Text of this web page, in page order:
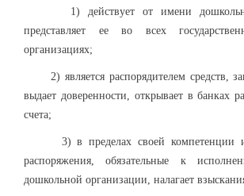
1) действует от имени
представляет ее во всех
организациях;
2) является распорядителем средств,
выдает доверенности, открывает в банках
счета;
3) в пределах своей компетенции
распоряжения, обязательные к
дошкольной организации, налагает